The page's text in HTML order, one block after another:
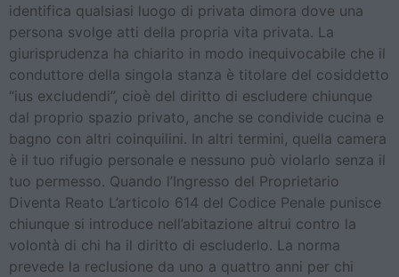
identifica qualsiasi luogo di privata dimora dove una
persona svolge atti della propria vita privata. La
giurisprudenza ha chiarito in modo inequivocabile che il
conduttore della singola stanza è titolare del cosiddetto
“ius excludendi”, cioè del diritto di escludere chiunque
dal proprio spazio privato, anche se condivide cucina e
bagno con altri coinquilini. In altri termini, quella camera
è il tuo rifugio personale e nessuno può violarlo senza il
tuo permesso. Quando l’Ingresso del Proprietario
Diventa Reato L’articolo 614 del Codice Penale punisce
chiunque si introduce nell’abitazione altrui contro la
volontà di chi ha il diritto di escluderlo. La norma
prevede la reclusione da uno a quattro anni per chi